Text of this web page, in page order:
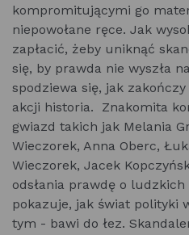
kompromitującymi go
niepowołane ręce. Jak
zapłacić, żeby uniknąć
się, by prawda nie wyszła
spodziewa się, jak
akcji historia. Znakomita
gwiazd takich jak Melania
Wieczorek, Anna Oberc,
Wieczorek, Jacek
odsłania prawdę o
pokazuje, jak świat polityki
tym - bawi do łez.